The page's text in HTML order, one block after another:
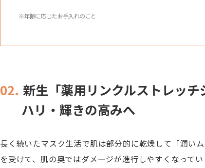
※年齢に応じたお手入れのこと
02. 新生「薬用リンクルストレッチ
ハリ・輝きの高みへ
長く続いたマスク生活で肌は部分的に乾燥して「潤い
を受けて、肌の奥ではダメージが進行しやすくなって